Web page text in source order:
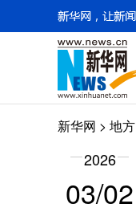
新华网 > 地方
2026
03/02